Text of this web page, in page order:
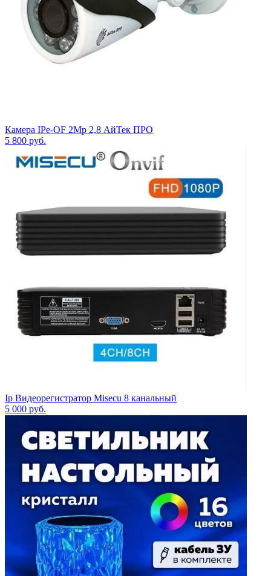
Камера IPe-OF 2Mp 2,8 АйТек ПРО
5 800 руб.
Ip Видеорегистратор Misecu 8 канальный
5 000 руб.